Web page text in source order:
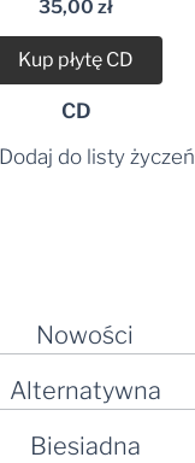
Nowości
Alternatywna
Biesiadna
35,00 zł
Kup płytę CD
CD
Dodaj do listy życzeń